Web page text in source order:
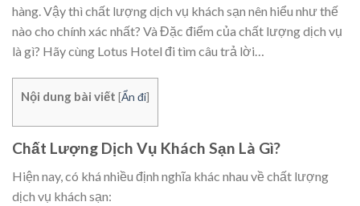
hàng. Vậy thì chất lượng dịch vụ khách sạn nên hiểu như thế
nào cho chính xác nhất? Và Đặc điểm của chất lượng dịch vụ
là gì? Hãy cùng Lotus Hotel đi tìm câu trả lời…
Nội dung bài viết [Ẩn đi]
Chất Lượng Dịch Vụ Khách Sạn Là Gì?
Hiện nay, có khá nhiều định nghĩa khác nhau về chất lượng
dịch vụ khách sạn: